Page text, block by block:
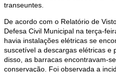
transeuntes.
De acordo com o Relatório de
Defesa Civil Municipal na terça-
havia instalações elétricas se
suscetível a descargas elétricas e
disso, as barracas encontravam-
conservação. Foi observada a